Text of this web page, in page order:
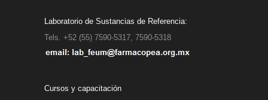
Laboratorio de Sustancias de Referencia:
Tels. +52 (55) 7590-5317, 7590-5318
Cursos y capacitación